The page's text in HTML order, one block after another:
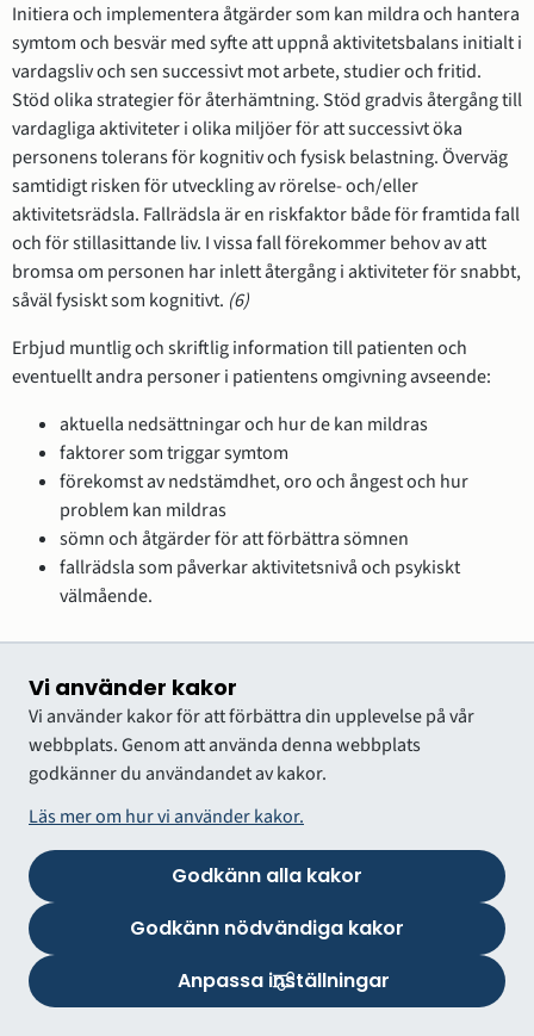
Vi använder kakor
Vi använder kakor för att förbättra din upplevelse på vår
webbplats. Genom att använda denna webbplats
godkänner du användandet av kakor.
Läs mer om hur vi använder kakor.
Godkänn alla kakor
Godkänn nödvändiga kakor
Anpassa inställningar
Initiera och implementera åtgärder som kan mildra och hantera
symtom och besvär med syfte att uppnå aktivitetsbalans initialt i
vardagsliv och sen successivt mot arbete, studier och fritid.
Stöd olika strategier för återhämtning. Stöd gradvis återgång till
vardagliga aktiviteter i olika miljöer för att successivt öka
personens tolerans för kognitiv och fysisk belastning. Överväg
samtidigt risken för utveckling av rörelse- och/eller
aktivitetsrädsla. Fallrädsla är en riskfaktor både för framtida fall
och för stillasittande liv. I vissa fall förekommer behov av att
bromsa om personen har inlett återgång i aktiviteter för snabbt,
såväl fysiskt som kognitivt. (6)
Erbjud muntlig och skriftlig information till patienten och
eventuellt andra personer i patientens omgivning avseende:
aktuella nedsättningar och hur de kan mildras
faktorer som triggar symtom
förekomst av nedstämdhet, oro och ångest och hur
problem kan mildras
sömn och åtgärder för att förbättra sömnen
fallrädsla som påverkar aktivitetsnivå och psykiskt
välmående.
Kognition, mental fatigue och
medvetandegörande åtgärder
I det tidiga skedet efter en lätt THS är ofta kognitiva funktioner
påverkade, vanligen minnesstörningar, koncentrations- och
uppmärksamhetsstörning. Det brukar bli särskilt påtagligt vid
trötthet och minskar ofta över tid.
En fördjupad neuropsykologisk bedömning kan vara indicerat
och att bidra med viktig information om vilka kognitiva
nedsättningar som finns, så att rätt anpassningar och strategier
kan föreslås och vid behov fortsatt kognitiv träning och
copingstrategier.